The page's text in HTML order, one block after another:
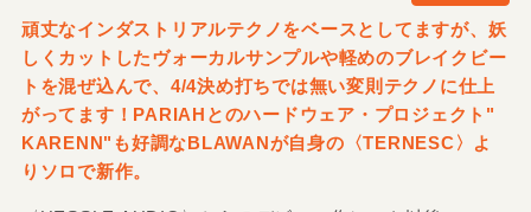
頑丈なインダストリアルテクノをベースとしてますが、妖
しくカットしたヴォーカルサンプルや軽めのブレイクビー
トを混ぜ込んで、4/4決め打ちでは無い変則テクノに仕上
がってます！PARIAHとのハードウェア・プロジェクト"
KARENN"も好調なBLAWANが自身の〈TERNESC〉よ
りソロで新作。